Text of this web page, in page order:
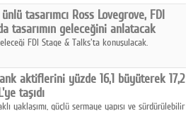
özel bir davete ev sahipliği yaptı.
tasarımcı Ross Lovegrove, FDI
tasarımın geleceğini anlatacak
FDI Stage & Talks'ta konuşulacak.
aktiflerini yüzde 16,1 büyüterek 17,2
taşıdı
yaklaşımı, güçlü sermaye yapısı ve sürdürülebilir